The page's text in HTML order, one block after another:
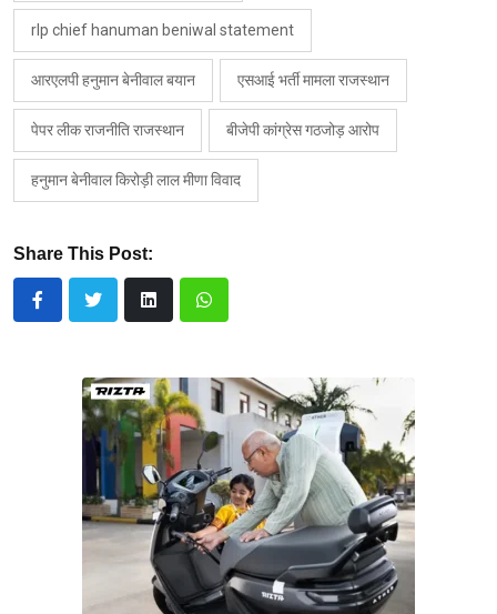
rlp chief hanuman beniwal statement
आरएलपी हनुमान बेनीवाल बयान एसआई भर्ती मामला राजस्थान
पेपर लीक राजनीति राजस्थान बीजेपी कांग्रेस गठजोड़ आरोप
हनुमान बेनीवाल किरोड़ी लाल मीणा विवाद
Share This Post: